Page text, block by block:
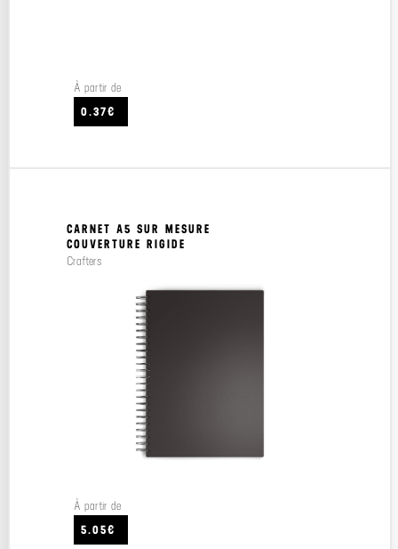
À partir de
0.37€
CARNET A5 SUR MESURE
COUVERTURE RIGIDE
Crafters
À partir de
5.05€